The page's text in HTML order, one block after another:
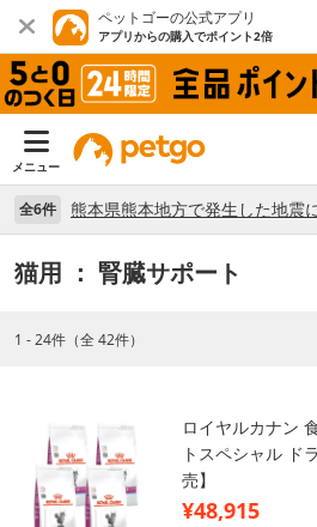
ペットゴーの公式アプリ
アプリからの購入でポイント2倍
メニュー
全6件
猫用 ： 腎臓サポート
1 - 24件（全 42件）
ロイヤルカナン
トスペシャル ド
売】
¥48,915